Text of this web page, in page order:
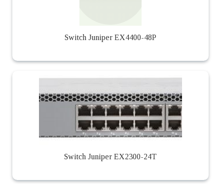
Switch Juniper EX4400-48P
Switch Juniper EX2300-24T